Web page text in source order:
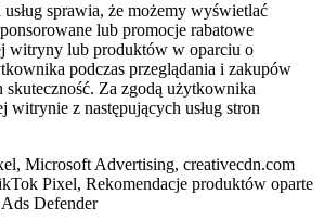
sprawia, że możemy wyświetlać
lub promocje rabatowe
witryny lub produktów w oparciu o
podczas przeglądania i zakupów
skuteczność. Za zgodą użytkownika
witrynie z następujących usług stron
Microsoft Advertising, creativecdn.com
Pixel, Rekomendacje produktów oparte
Defender